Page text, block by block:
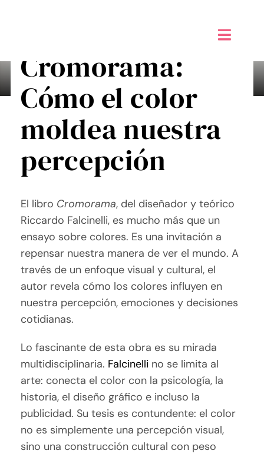
Toggle
Inicio
Alta sensibilidad PAS
Taller de Creatividad Digital
Mi Blog
Contáctame
Cromorama:
Cómo el color
moldea nuestra
percepción
El libro Cromorama, del diseñador y teórico
Riccardo Falcinelli, es mucho más que un
ensayo sobre colores. Es una invitación a
repensar nuestra manera de ver el mundo. A
través de un enfoque visual y cultural, el
autor revela cómo los colores influyen en
nuestra percepción, emociones y decisiones
cotidianas.
Lo fascinante de esta obra es su mirada
multidisciplinaria. Falcinelli no se limita al
arte: conecta el color con la psicología, la
historia, el diseño gráfico e incluso la
publicidad. Su tesis es contundente: el color
no es simplemente una percepción visual,
sino una construcción cultural con peso